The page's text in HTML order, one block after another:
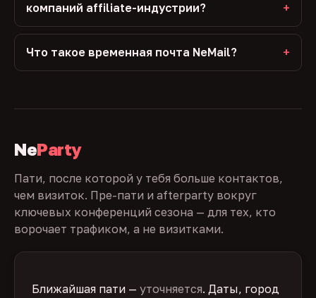
компаний affiliate-индустрии?
Что такое временная почта NeMail?
NeParty
Пати, после которой у тебя больше контактов,
чем визиток. Пре-пати и afterparty вокруг
ключевых конференций сезона — для тех, кто
ворочает трафиком, а не визитками.
Ближайшая пати — уточняется. Даты, город